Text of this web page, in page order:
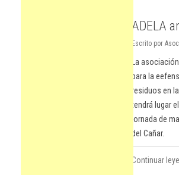
ADELA
Escrito por
La asociación
para la
residuos en
tendrá lugar
jornada de
del Cañar.
Continuar